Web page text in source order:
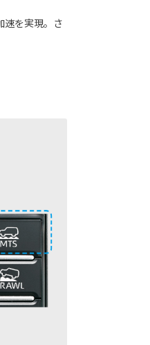
速を実現。さ